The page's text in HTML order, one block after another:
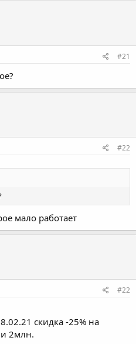
#21
#22
мало работает
#22
скидка -25% на
и 2млн.